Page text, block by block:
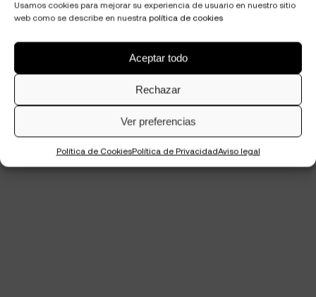
Usamos cookies para mejorar su experiencia de usuario en nuestro sitio
web como se describe en nuestra política de cookies
Aceptar todo
Rechazar
Ver preferencias
Política de CookiesPolítica de PrivacidadAviso legal